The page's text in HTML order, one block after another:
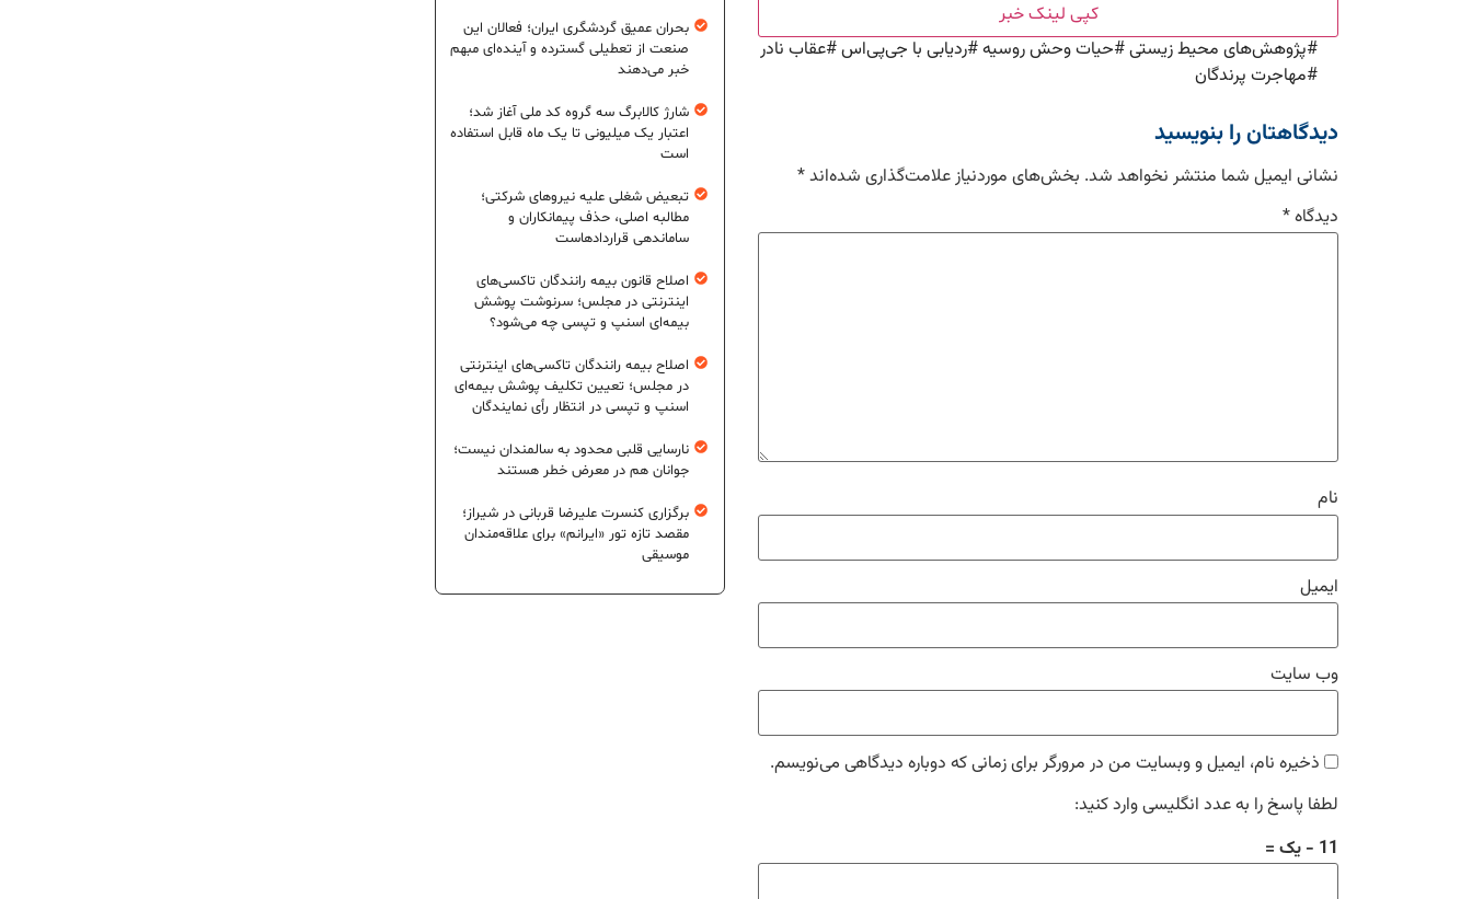
کپی لینک خبر
#پژوهش‌های محیط زیستی#حیات وحش روسیه#ردیابی با جی‌پی‌اس#عقاب نادر
#مهاجرت پرندگان
دیدگاهتان را بنویسید
نشانی ایمیل شما منتشر نخواهد شد. بخش‌های موردنیاز علامت‌گذاری شده‌اند*
دیدگاه*
نام
ایمیل
وب‌ سایت
ذخیره نام، ایمیل و وبسایت من در مرورگر برای زمانی که دوباره دیدگاهی می‌نویسم.
لطفا پاسخ را به عدد انگلیسی وارد کنید:
11 − یک =
بحران عمیق گردشگری ایران؛ فعالان این
صنعت از تعطیلی گسترده و آینده‌ای مبهم
خبر می‌دهند
شارژ کالابرگ سه گروه کد ملی آغاز شد؛
اعتبار یک میلیونی تا یک ماه قابل استفاده
است
تبعیض شغلی علیه نیروهای شرکتی؛
مطالبه اصلی، حذف پیمانکاران و
ساماندهی قراردادهاست
اصلاح قانون بیمه رانندگان تاکسی‌های
اینترنتی در مجلس؛ سرنوشت پوشش
بیمه‌ای اسنپ و تپسی چه می‌شود؟
اصلاح بیمه رانندگان تاکسی‌های اینترنتی
در مجلس؛ تعیین تکلیف پوشش بیمه‌ای
اسنپ و تپسی در انتظار رأی نمایندگان
نارسایی قلبی محدود به سالمندان نیست؛
جوانان هم در معرض خطر هستند
برگزاری کنسرت علیرضا قربانی در شیراز؛
مقصد تازه تور «ایرانم» برای علاقه‌مندان
موسیقی